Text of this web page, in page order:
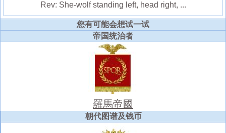
Rev: She-wolf standing left, head right, ...
您有可能会想试一试
帝国统治者
羅馬帝國
朝代图谱及钱币